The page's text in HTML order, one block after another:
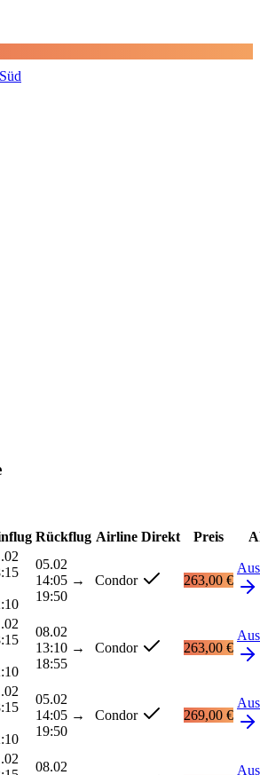
Rückflug Airline Direkt Preis
05.02
14:05 →
19:50
Condor 263,00 €
08.02
13:10 →
18:55
Condor 263,00 €
05.02
14:05 →
19:50
Condor 269,00 €
08.02